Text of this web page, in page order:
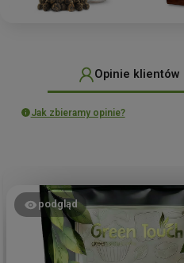
Opinie klientów
Jak zbieramy opinie?
podgląd